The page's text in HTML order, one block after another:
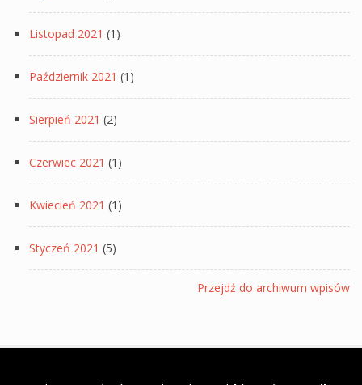
Listopad 2021 (1)
Październik 2021 (1)
Sierpień 2021 (2)
Czerwiec 2021 (1)
Kwiecień 2021 (1)
Styczeń 2021 (5)
Przejdź do archiwum wpisów